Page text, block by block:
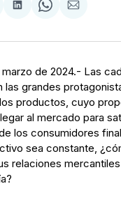
Compartir
LinkedIn
Share
WhatsApp
Email
de 2024.- Las
las grandes
productos, cuyo
al mercado para
los consumidores
sea constante,
relaciones